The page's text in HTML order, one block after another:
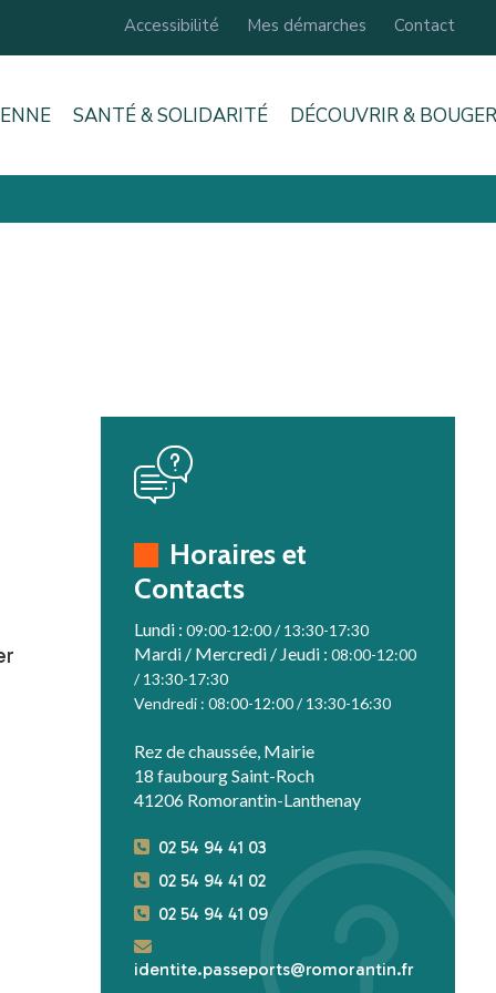
Accessibilité Mes démarches Contact
SANTÉ & SOLIDARITÉ DÉCOUVRIR & BOUGER
Horaires et
Contacts
Lundi : 09:00-12:00 /13:30-17:30
Mardi / Mercredi / Jeudi : 08:00-12:00
/13:30-17:30
Vendredi : 08:00-12:00 /13:30-16:30
Rez de chaussée, Mairie
18 faubourg Saint-Roch
41206 Romorantin-Lanthenay
02 54 94 41 03
02 54 94 41 02
02 54 94 41 09
identite.passeports@romorantin.fr